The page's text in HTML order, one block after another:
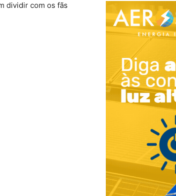
dividir com os fãs